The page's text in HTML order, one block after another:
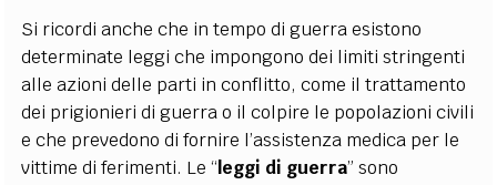
Si ricordi anche che in tempo di guerra esistono
determinate leggi che impongono dei limiti stringenti
alle azioni delle parti in conflitto, come il trattamento
dei prigionieri di guerra o il colpire le popolazioni civili
e che prevedono di fornire l’assistenza medica per le
vittime di ferimenti. Le “ leggi di guerra” sono